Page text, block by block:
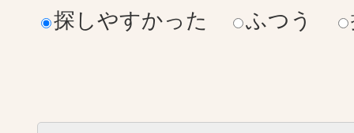
探しやすかった
ふつう